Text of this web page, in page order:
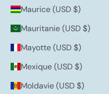
Maurice (USD $)
Mauritanie (USD $)
Mayotte (USD $)
Mexique (USD $)
Moldavie (USD $)